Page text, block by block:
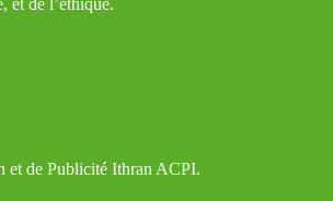
et de l’éthique.
et de Publicité Ithran ACPI.